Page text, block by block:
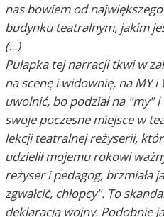
nas bowiem od
budynku teatralnym, jakim
(...)
Pułapka tej narracji tkwi w
na scenę i widownię, na MY i
uwolnić, bo podział na "my"
swoje poczesne miejsce w
lekcji teatralnej reżyserii,
udzielił mojemu rokowi
reżyser i pedagog, brzmiała
zgwałcić, chłopcy". To
deklaracją wojny. Podobnie